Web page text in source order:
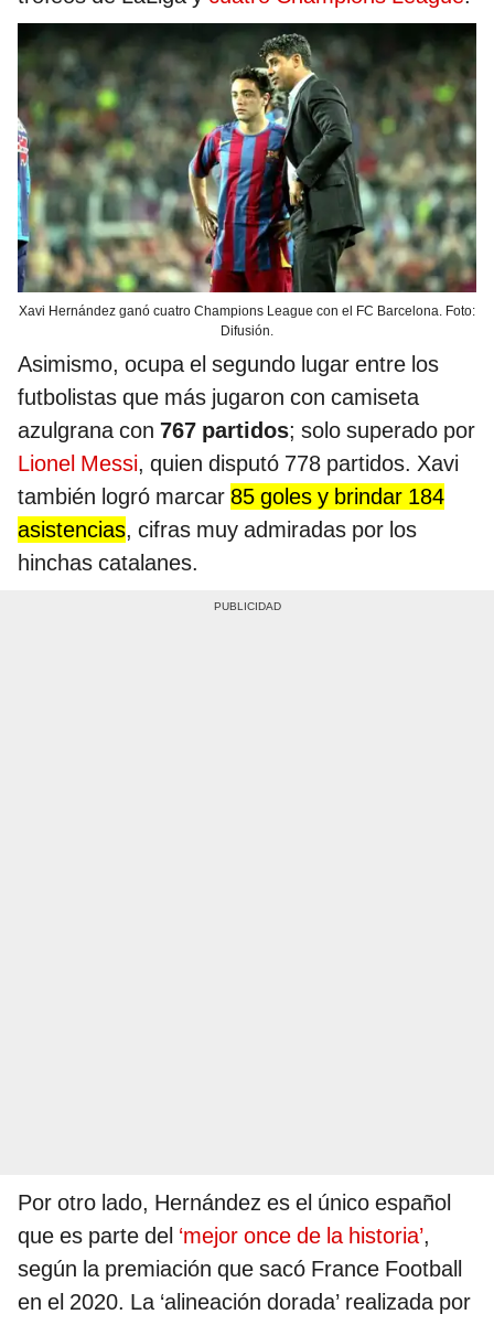
Xavi Hernández ganó cuatro Champions League con el FC Barcelona. Foto:
Difusión.
Asimismo, ocupa el segundo lugar entre los
futbolistas que más jugaron con camiseta
azulgrana con 767 partidos; solo superado por
Lionel Messi, quien disputó 778 partidos. Xavi
también logró marcar 85 goles y brindar 184
asistencias, cifras muy admiradas por los
hinchas catalanes.
Por otro lado, Hernández es el único español
que es parte del ‘mejor once de la historia’,
según la premiación que sacó France Football
en el 2020. La ‘alineación dorada’ realizada por